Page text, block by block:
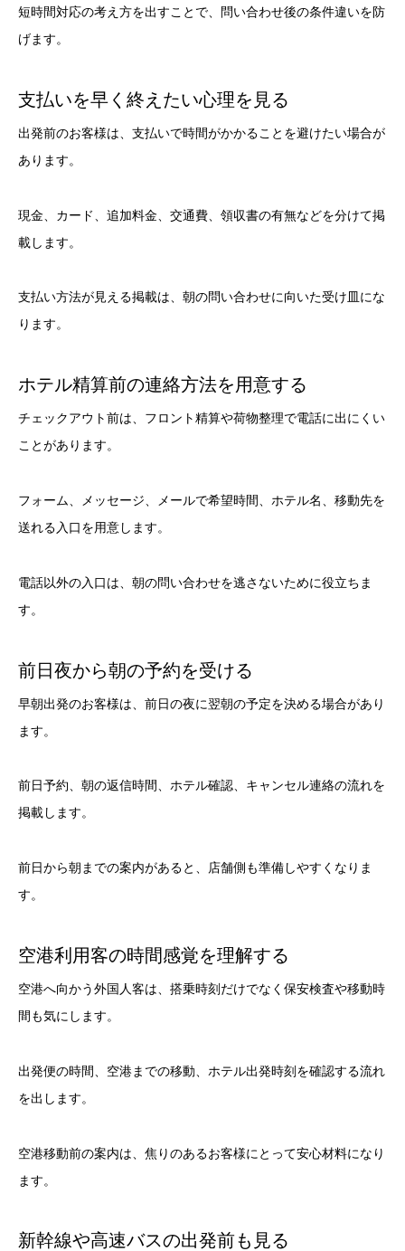
短時間対応の考え方を出すことで、問い合わせ後の条件違いを防
げます。
支払いを早く終えたい心理を見る
出発前のお客様は、支払いで時間がかかることを避けたい場合が
あります。
現金、カード、追加料金、交通費、領収書の有無などを分けて掲
載します。
支払い方法が見える掲載は、朝の問い合わせに向いた受け皿にな
ります。
ホテル精算前の連絡方法を用意する
チェックアウト前は、フロント精算や荷物整理で電話に出にくい
ことがあります。
フォーム、メッセージ、メールで希望時間、ホテル名、移動先を
送れる入口を用意します。
電話以外の入口は、朝の問い合わせを逃さないために役立ちま
す。
前日夜から朝の予約を受ける
早朝出発のお客様は、前日の夜に翌朝の予定を決める場合があり
ます。
前日予約、朝の返信時間、ホテル確認、キャンセル連絡の流れを
掲載します。
前日から朝までの案内があると、店舗側も準備しやすくなりま
す。
空港利用客の時間感覚を理解する
空港へ向かう外国人客は、搭乗時刻だけでなく保安検査や移動時
間も気にします。
出発便の時間、空港までの移動、ホテル出発時刻を確認する流れ
を出します。
空港移動前の案内は、焦りのあるお客様にとって安心材料になり
ます。
新幹線や高速バスの出発前も見る